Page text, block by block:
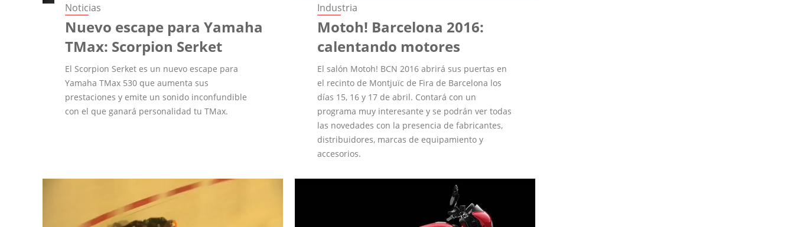
Noticias
Nuevo escape para Yamaha
TMax: Scorpion Serket
El Scorpion Serket es un nuevo escape para
Yamaha TMax 530 que aumenta sus
prestaciones y emite un sonido inconfundible
con el que ganará personalidad tu TMax.
Industria
Motoh! Barcelona 2016:
calentando motores
El salón Motoh! BCN 2016 abrirá sus puertas en
el recinto de Montjuïc de Fira de Barcelona los
días 15, 16 y 17 de abril. Contará con un
programa muy interesante y se podrán ver todas
las novedades con la presencia de fabricantes,
distribuidores, marcas de equipamiento y
accesorios.